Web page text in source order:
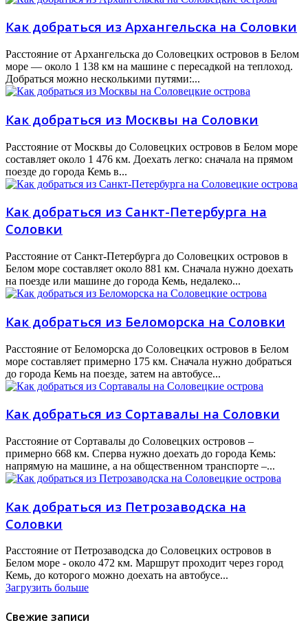
Как добраться из Архангельска на Соловки
Расстояние от Архангельска до Соловецких островов в Белом
море — около 1 138 км на машине с пересадкой на теплоход.
Добраться можно несколькими путями:...
Как добраться из Москвы на Соловки
Расстояние от Москвы до Соловецких островов в Белом море
составляет около 1 476 км. Доехать легко: сначала на прямом
поезде до города Кемь в...
Как добраться из Санкт-Петербурга на
Соловки
Расстояние от Санкт-Петербурга до Соловецких островов в
Белом море составляет около 881 км. Сначала нужно доехать
на поезде или машине до города Кемь, недалеко...
Как добраться из Беломорска на Соловки
Расстояние от Беломорска до Соловецких островов в Белом
море составляет примерно 175 км. Сначала нужно добраться
до города Кемь на поезде, затем на автобусе...
Как добраться из Сортавалы на Соловки
Расстояние от Сортавалы до Соловецких островов –
примерно 668 км. Сперва нужно доехать до города Кемь:
напрямую на машине, а на общественном транспорте –...
Как добраться из Петрозаводска на
Соловки
Расстояние от Петрозаводска до Соловецких островов в
Белом море - около 472 км. Маршрут проходит через город
Кемь, до которого можно доехать на автобусе...
Загрузить больше
Свежие записи